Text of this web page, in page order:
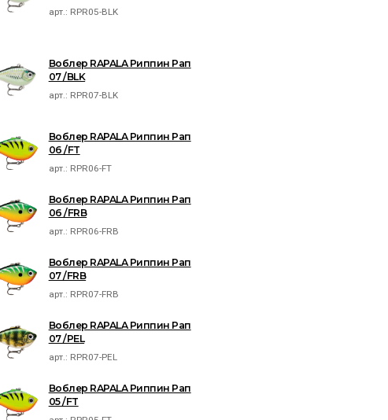
арт.: RPR05-BLK
Воблер RAPALA Риппин Рап
07 /BLK
арт.: RPR07-BLK
Воблер RAPALA Риппин Рап
06 /FT
арт.: RPR06-FT
Воблер RAPALA Риппин Рап
06 /FRB
арт.: RPR06-FRB
Воблер RAPALA Риппин Рап
07 /FRB
арт.: RPR07-FRB
Воблер RAPALA Риппин Рап
07 /PEL
арт.: RPR07-PEL
Воблер RAPALA Риппин Рап
05 /FT